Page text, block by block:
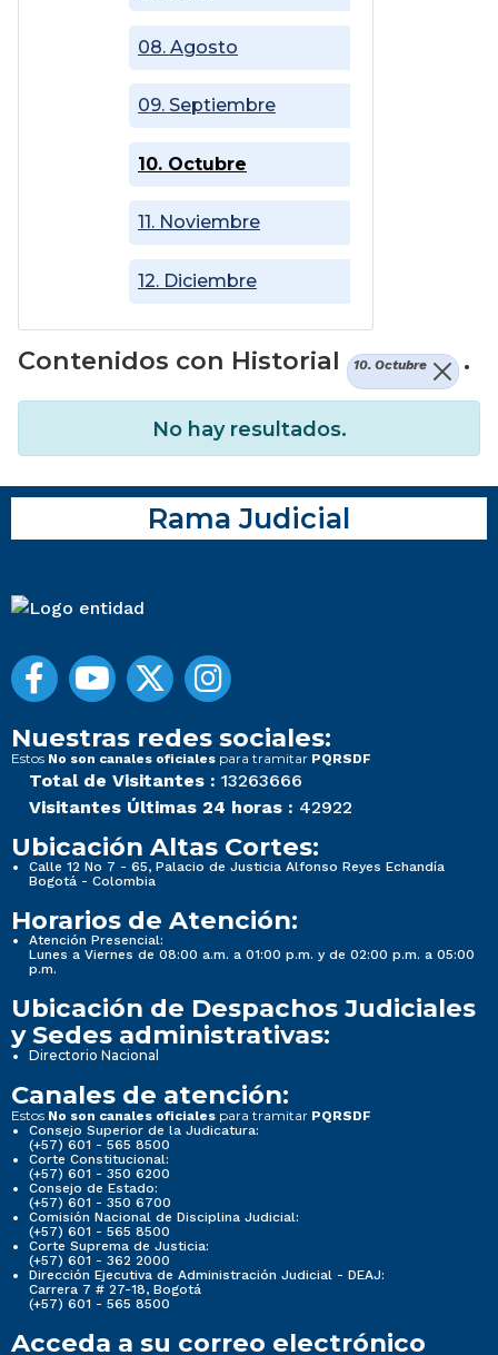
08. Agosto
09. Septiembre
10. Octubre
11. Noviembre
12. Diciembre
Contenidos con Historial 10. Octubre .
No hay resultados.
Rama Judicial
Nuestras redes sociales:
Estos No son canales oficiales para tramitar PQRSDF
Total de Visitantes : 13263666
Visitantes Últimas 24 horas : 42922
Ubicación Altas Cortes:
Calle 12 No 7 - 65, Palacio de Justicia Alfonso Reyes Echandía
Bogotá - Colombia
Horarios de Atención:
Atención Presencial:
Lunes a Viernes de 08:00 a.m. a 01:00 p.m. y de 02:00 p.m. a 05:00
p.m.
Ubicación de Despachos Judiciales
y Sedes administrativas:
Directorio Nacional
Canales de atención:
Estos No son canales oficiales para tramitar PQRSDF
Consejo Superior de la Judicatura:
(+57) 601 - 565 8500
Corte Constitucional:
(+57) 601 - 350 6200
Consejo de Estado:
(+57) 601 - 350 6700
Comisión Nacional de Disciplina Judicial:
(+57) 601 - 565 8500
Corte Suprema de Justicia:
(+57) 601 - 362 2000
Dirección Ejecutiva de Administración Judicial - DEAJ:
Carrera 7 # 27-18, Bogotá
(+57) 601 - 565 8500
Acceda a su correo electrónico